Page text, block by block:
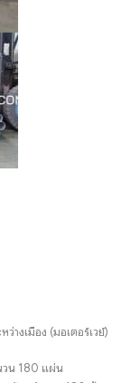
างเมือง (มอเตอร์เวย์)
วน 180 แผ่น